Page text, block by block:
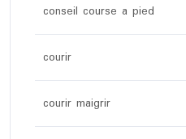
conseil course a pied
courir
courir maigrir